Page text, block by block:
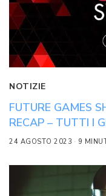
NOTIZIE
FUTURE GAMES
RECAP – TUTTI I
24 AGOSTO 2023 9